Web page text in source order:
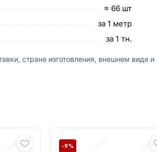
≈ 66 шт
за 1 метр
за 1 тн.
стране изготовления, внешнем виде
-9%